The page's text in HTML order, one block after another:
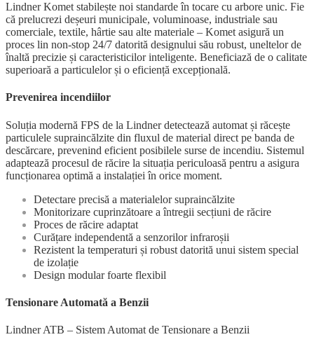
Lindner Komet stabilește noi standarde în tocare cu arbore unic. Fie
că prelucrezi deșeuri municipale, voluminoase, industriale sau
comerciale, textile, hârtie sau alte materiale – Komet asigură un
proces lin non-stop 24/7 datorită designului său robust, uneltelor de
înaltă precizie și caracteristicilor inteligente. Beneficiază de o calitate
superioară a particulelor și o eficiență excepțională.
Prevenirea incendiilor
Soluția modernă FPS de la Lindner detectează automat și răcește
particulele supraincălzite din fluxul de material direct pe banda de
descărcare, prevenind eficient posibilele surse de incendiu. Sistemul
adaptează procesul de răcire la situația periculoasă pentru a asigura
funcționarea optimă a instalației în orice moment.
Detectare precisă a materialelor supraincălzite
Monitorizare cuprinzătoare a întregii secțiuni de răcire
Proces de răcire adaptat
Curățare independentă a senzorilor infraroșii
Rezistent la temperaturi și robust datorită unui sistem special
de izolație
Design modular foarte flexibil
Tensionare Automată a Benzii
Lindner ATB – Sistem Automat de Tensionare a Benzii